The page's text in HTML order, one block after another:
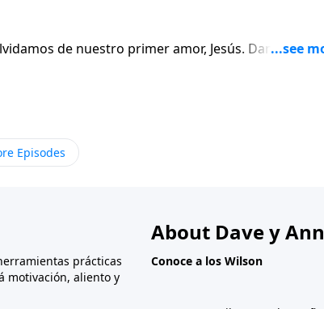
de nuestro primer amor, Jesús. Dannah
estudiante universitaria, estaba mucho más
Episodes
prácticas
motivación, aliento y
About Dave y
Conoce a los Wilson